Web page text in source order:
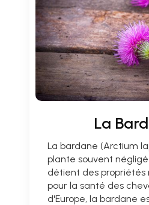
La
La bardane (Arctium
plante souvent
détient des propriétés
pour la santé des
d'Europe, la bardane